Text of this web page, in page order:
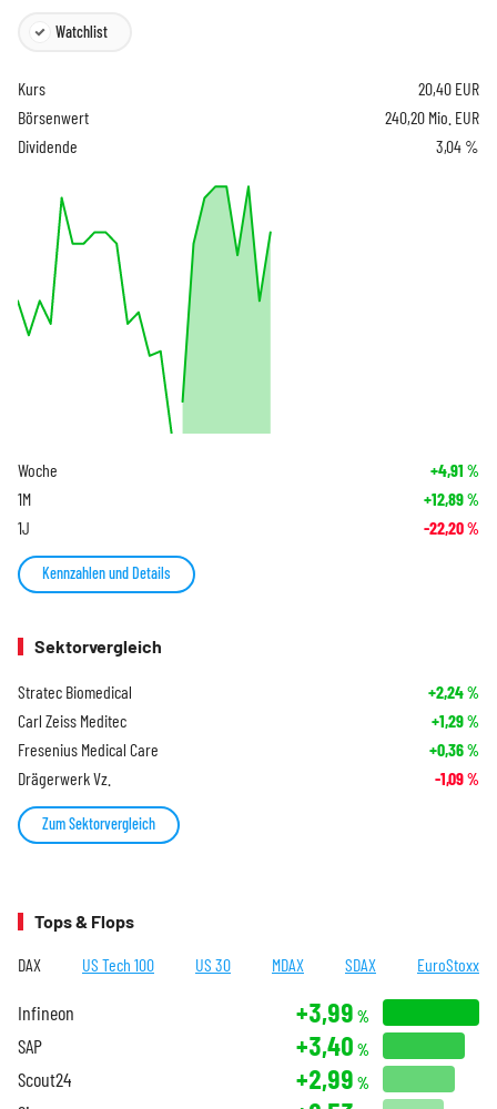
Watchlist
Kurs 20,40 EUR
Börsenwert
240,20 Mio. EUR
Dividende
3,04 %
Woche +4,91 %
1M +12,89%
1J -22,20%
Kennzahlen und Details
Sektorvergleich
Stratec Biomedical +2,24%
Carl Zeiss Meditec +1,29%
Fresenius Medical Care +0,36%
Drägerwerk Vz. -1,09%
Zum Sektorvergleich
Tops & Flops
DAX US Tech 100 US 30 MDAX SDAX EuroStoxx
Infineon +3,99 %
SAP +3,40 %
Scout24 +2,99 %